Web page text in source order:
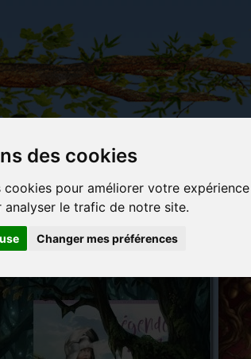
des cookies
cookies pour améliorer votre
le trafic de notre site.
Changer mes préférences
Activités
manuelles,
détente et
Objets déco et
cadeaux
originaux